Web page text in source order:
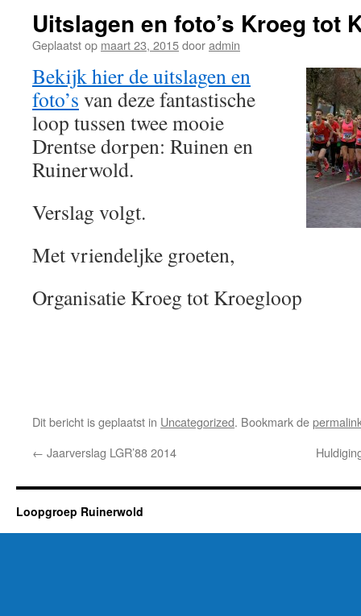
Uitslagen en foto’s Kroeg tot
Geplaatst op maart 23, 2015dooradmin
Bekijk hier de uitslagen en
foto’s van deze fantastische
loop tussen twee mooie
Drentse dorpen: Ruinen en
Ruinerwold.
Verslag volgt.
Met vriendeljke groeten,
Organisatie Kroeg tot Kroegloop
Dit bericht is geplaatst in Uncategorized. Bookmark de
← Jaarverslag LGR’88 2014
Loopgroep Ruinerwold